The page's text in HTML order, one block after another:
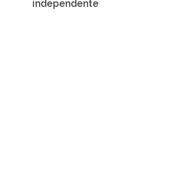
independente